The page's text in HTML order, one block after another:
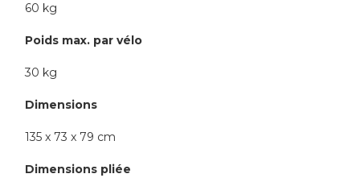
60 kg
Poids max. par vélo
30 kg
Dimensions
135 x 73 x 79 cm
Dimensions pliée